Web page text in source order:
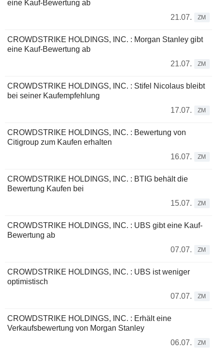
eine Kauf-Bewertung ab
21.07.
ZM
CROWDSTRIKE HOLDINGS, INC. : Morgan Stanley gibt
eine Kauf-Bewertung ab
21.07.
ZM
CROWDSTRIKE HOLDINGS, INC. : Stifel Nicolaus bleibt
bei seiner Kaufempfehlung
17.07.
ZM
CROWDSTRIKE HOLDINGS, INC. : Bewertung von
Citigroup zum Kaufen erhalten
16.07.
ZM
CROWDSTRIKE HOLDINGS, INC. : BTIG behält die
Bewertung Kaufen bei
15.07.
ZM
CROWDSTRIKE HOLDINGS, INC. : UBS gibt eine Kauf-
Bewertung ab
07.07.
ZM
CROWDSTRIKE HOLDINGS, INC. : UBS ist weniger
optimistisch
07.07.
ZM
CROWDSTRIKE HOLDINGS, INC. : Erhält eine
Verkaufsbewertung von Morgan Stanley
06.07.
ZM